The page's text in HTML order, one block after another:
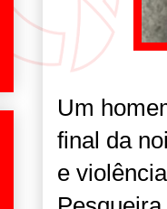
Um
final da
e